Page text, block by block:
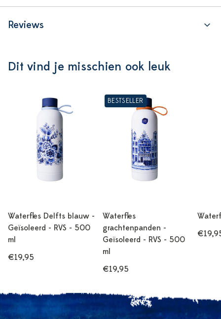
Reviews
Dit vind je misschien ook leuk
Waterfles Delfts blauw -
Geïsoleerd - RVS - 500
ml
€19,95
BESTSELLER
Waterfles
grachtenpanden -
Geïsoleerd - RVS - 500
ml
€19,95